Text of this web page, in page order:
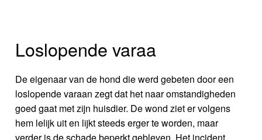
Loslopende varaa
De eigenaar van de hond die werd gebeten door een
loslopende varaan zegt dat het naar omstandigheden
goed gaat met zijn huisdier. De wond ziet er volgens
hem lelijk uit en lijkt steeds erger te worden, maar
verder is de schade beperkt gebleven. Het incident